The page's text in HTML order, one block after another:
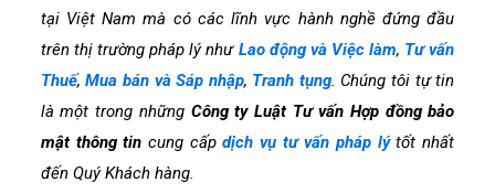
tại Việt Nam mà có các lĩnh vực hành nghề đứng đầu
trên thị trường pháp lý như Lao động và Việc làm, Tư vấn
Thuế,Mua bán và Sáp nhập, Tranh tụng. Chúng tôi tự tin
là một trong những Công ty Luật Tư vấn Hợp đồng bảo
mật thông tin cung cấpdịch vụ tư vấn pháp lýtốt nhất
đến Quý Khách hàng.